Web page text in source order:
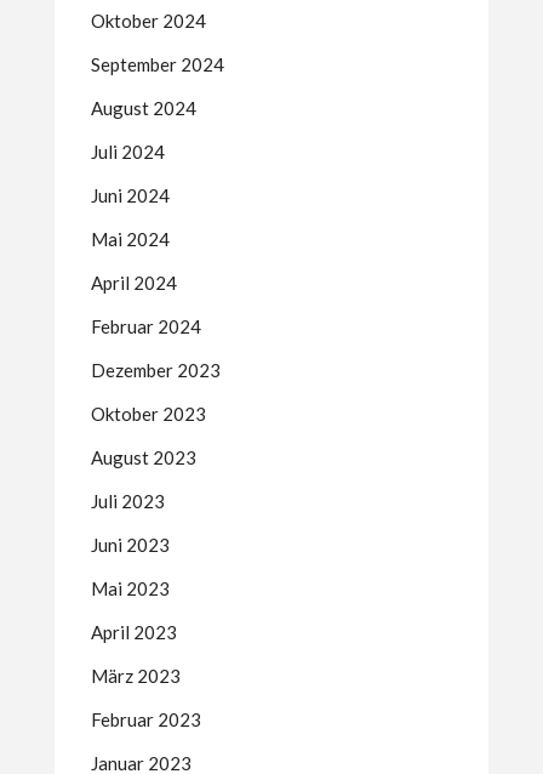
Oktober 2024
September 2024
August 2024
Juli 2024
Juni 2024
Mai 2024
April 2024
Februar 2024
Dezember 2023
Oktober 2023
August 2023
Juli 2023
Juni 2023
Mai 2023
April 2023
März 2023
Februar 2023
Januar 2023